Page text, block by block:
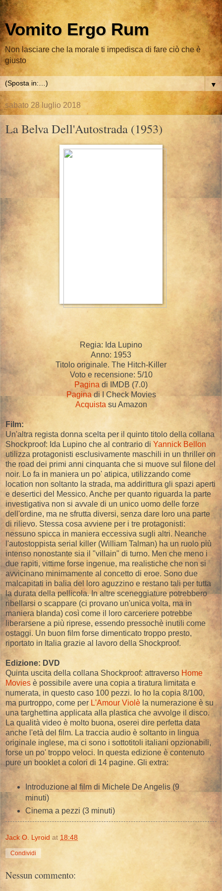
Vomito Ergo Rum
Non lasciare che la morale ti impedisca di fare ciò che è
giusto
▼
sabato 28 luglio 2018
La Belva Dell'Autostrada (1953)
Regia: Ida Lupino
Anno: 1953
Titolo originale. The Hitch-Killer
Voto e recensione: 5/10
Pagina di IMDB (7.0)
Paginadi I Check Movies
Acquista su Amazon
Film:
Un'altra regista donna scelta per il quinto titolo della collana
Shockproof: Ida Lupino che al contrario di Yannick Bellon
utilizza protagonisti esclusivamente maschili in un thriller on
the road dei primi anni cinquanta che si muove sul filone del
noir. Lo fa in maniera un po' atipica, utilizzando come
location non soltanto la strada, ma addirittura gli spazi aperti
e desertici del Messico. Anche per quanto riguarda la parte
investigativa non si avvale di un unico uomo delle forze
dell'ordine, ma ne sfrutta diversi, senza dare loro una parte
di rilievo. Stessa cosa avviene per i tre protagonisti:
nessuno spicca in maniera eccessiva sugli altri. Neanche
l'autostoppista serial killer (William Talman) ha un ruolo più
intenso nonostante sia il "villain" di turno. Men che meno i
due rapiti, vittime forse ingenue, ma realistiche che non si
avvicinano minimamente al concetto di eroe. Sono due
malcapitati in balia del loro aguzzino e restano tali per tutta
la durata della pellicola. In altre sceneggiature potrebbero
ribellarsi o scappare (ci provano un'unica volta, ma in
maniera blanda) così come il loro carceriere potrebbe
liberarsene a più riprese, essendo pressochè inutili come
ostaggi. Un buon film forse dimenticato troppo presto,
riportato in Italia grazie al lavoro della Shockproof.
Edizione: DVD
Quinta uscita della collana Shockproof: attraverso Home
Movies è possibile avere una copia a tiratura limitata e
numerata, in questo caso 100 pezzi. Io ho la copia 8/100,
ma purtroppo, come per L'Amour Violè la numerazione è su
una targhettina applicata alla plastica che avvolge il disco.
La qualità video è molto buona, oserei dire perfetta data
anche l'età del film. La traccia audio è soltanto in lingua
originale inglese, ma ci sono i sottotitoli italiani opzionabili,
forse un po' troppo veloci. In questa edizione è contenuto
pure un booklet a colori di 14 pagine. Gli extra:
Introduzione al film di Michele De Angelis (9
minuti)
Cinema a pezzi (3 minuti)
Jack O. Lyroid at 18:48
Condividi
Nessun commento: